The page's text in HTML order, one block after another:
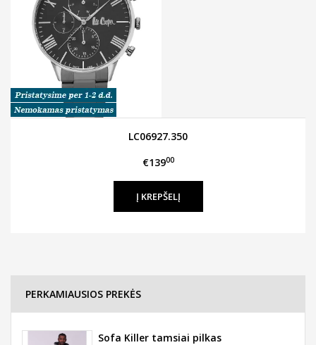
LC06927.350
€13900
PERKAMIAUSIOS PREKĖS
Sofa Killer tamsiai pilkas